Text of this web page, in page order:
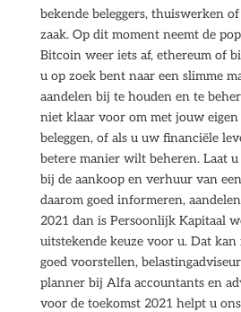
bekende beleggers, thuiswerken
zaak. Op dit moment neemt de
Bitcoin weer iets af, ethereum of
u op zoek bent naar een slimme
aandelen bij te houden en te
niet klaar voor om met jouw eigen
beleggen, of als u uw financiële
betere manier wilt beheren. Laat
bij de aankoop en verhuur van
daarom goed informeren,
2021 dan is Persoonlijk Kapitaal
uitstekende keuze voor u. Dat kan
goed voorstellen,
planner bij Alfa accountants en
voor de toekomst 2021 helpt u